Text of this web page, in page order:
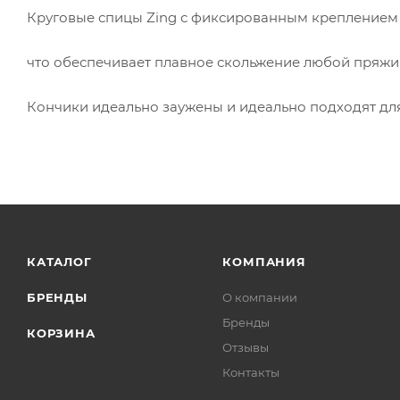
Круговые спицы Zing с фиксированным
что обеспечивает плавное скольжение любой пряжи
Кончики идеально заужены и идеально подходят
КАТАЛОГ
БРЕНДЫ
КОРЗИНА
КОМПАНИЯ
О компании
Бренды
Отзывы
Контакты